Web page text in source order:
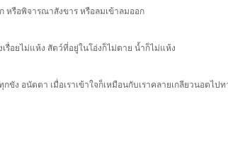
หรือพิจารณาสังขาร หรือลมเข้าลมออก
รื่อยไม่แห้ง สัตว์ที่อยู่ในโอ่งก็ไม่ตาย น้ำก็ไม่แห้ง
กขัง อนัตตา เมื่อเราเข้าใจก็เหมือนกับเราคลายเกลียวนอตไ